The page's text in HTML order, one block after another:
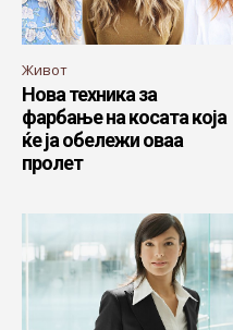
Живот
Нова техника за
фарбање на косата која
ќе ја обележи оваа
пролет